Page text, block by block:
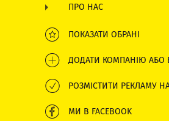
ПРО НАС
ПОКАЗАТИ ОБРАНІ
ДОДАТИ КОМПАНІЮ АБО
РОЗМІСТИТИ РЕКЛАМУ
МИ В FACEBOOK